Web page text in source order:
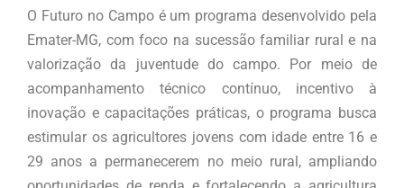
O Futuro no Campo é um programa desenvolvido pela
Emater-MG, com foco na sucessão familiar rural e na
valorização da juventude do campo. Por meio de
acompanhamento técnico contínuo, incentivo à
inovação e capacitações práticas, o programa busca
estimular os agricultores jovens com idade entre 16 e
29 anos a permanecerem no meio rural, ampliando